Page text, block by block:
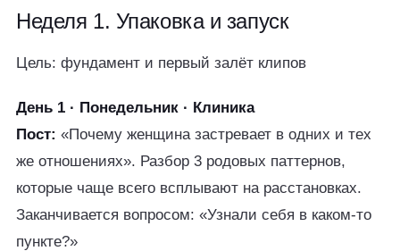
Неделя 1. Упаковка и запуск
Цель: фундамент и первый залёт клипов
День 1 · Понедельник · Клиника
Пост: «Почему женщина застревает в одних и тех
же отношениях». Разбор 3 родовых паттернов,
которые чаще всего всплывают на расстановках.
Заканчивается вопросом: «Узнали себя в каком-то
пункте?»